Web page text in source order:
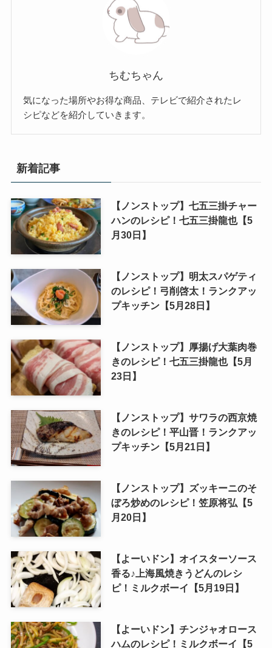
ちむちゃん
気になった場所やお得な商品、テレビで紹介されたレ
シピなどを紹介していきます。
新着記事
【ノンストップ】七五三掛チャー
ハンのレシピ！七五三掛龍也【5
月30日】
【ノンストップ】明太スパゲティ
のレシピ！弓削啓太！ランクアッ
プキッチン【5月28日】
【ノンストップ】厚揚げ大葉肉巻
きのレシピ！七五三掛龍也【5月
23日】
【ノンストップ】サワラの西京焼
きのレシピ！平山晋！ランクアッ
プキッチン【5月21日】
【ノンストップ】ズッキーニのそ
ぼろ炒めのレシピ！笠原将弘【5
月20日】
【よーいドン】オイスターソース
香る♪上海風焼きうどんのレシ
ピ！ミルクボーイ【5月19日】
【よーいドン】チンジャオロース
ハムのレシピ！ミルクボーイ【5